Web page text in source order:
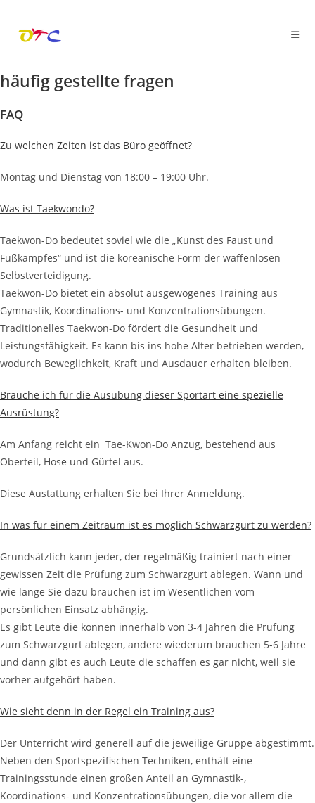
Zum
springen
häufig gestellte fragen
FAQ
Zu welchen Zeiten ist das Büro geöffnet?
Montag und Dienstag von 18:00 – 19:00 Uhr.
Was ist Taekwondo?
Taekwon-Do bedeutet soviel wie die „Kunst des Faust und
Fußkampfes“ und ist die koreanische Form der waffenlosen
Selbstverteidigung.
Taekwon-Do bietet ein absolut ausgewogenes Training aus
Gymnastik, Koordinations- und Konzentrationsübungen.
Traditionelles Taekwon-Do fördert die Gesundheit und
Leistungsfähigkeit. Es kann bis ins hohe Alter betrieben werden,
wodurch Beweglichkeit, Kraft und Ausdauer erhalten bleiben.
Brauche ich für die Ausübung dieser Sportart eine spezielle
Ausrüstung?
Am Anfang reicht ein Tae-Kwon-Do Anzug, bestehend aus
Oberteil, Hose und Gürtel aus.
Diese Austattung erhalten Sie bei Ihrer Anmeldung.
In was für einem Zeitraum ist es möglich Schwarzgurt zu werden?
Grundsätzlich kann jeder, der regelmäßig trainiert nach einer
gewissen Zeit die Prüfung zum Schwarzgurt ablegen. Wann und
wie lange Sie dazu brauchen ist im Wesentlichen vom
persönlichen Einsatz abhängig.
Es gibt Leute die können innerhalb von 3-4 Jahren die Prüfung
zum Schwarzgurt ablegen, andere wiederum brauchen 5-6 Jahre
und dann gibt es auch Leute die schaffen es gar nicht, weil sie
vorher aufgehört haben.
Wie sieht denn in der Regel ein Training aus?
Der Unterricht wird generell auf die jeweilige Gruppe abgestimmt.
Neben den Sportspezifischen Techniken, enthält eine
Trainingsstunde einen großen Anteil an Gymnastik-,
Koordinations- und Konzentrationsübungen, die vor allem die